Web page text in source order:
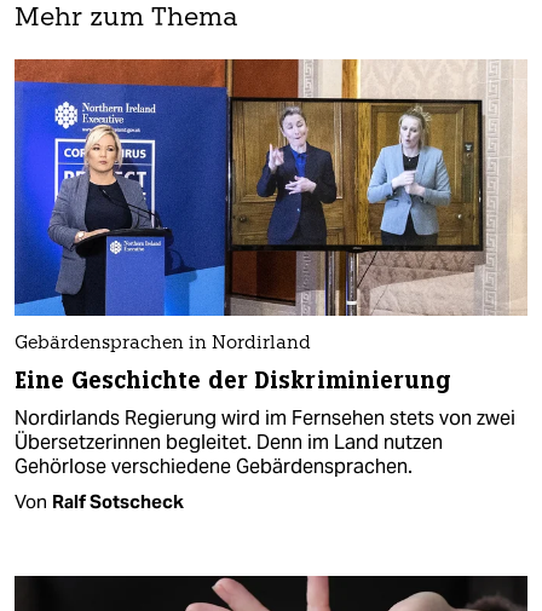
Mehr zum Thema
Gebärdensprachen in Nordirland
Eine Geschichte der Diskriminierung
Nordirlands Regierung wird im Fernsehen stets von zwei
Übersetzerinnen begleitet. Denn im Land nutzen
Gehörlose verschiedene Gebärdensprachen.
Von Ralf Sotscheck